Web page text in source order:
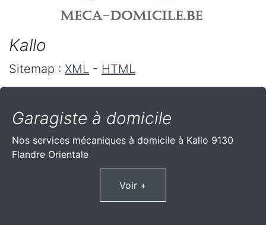
Kallo
Sitemap : XML - HTML
Garagiste à domicile
Nos services mécaniques à domicile à Kallo 9130
Flandre Orientale
Voir +